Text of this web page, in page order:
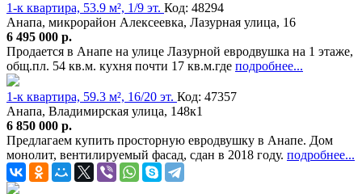
1-к квартира, 53.9 м², 1/9 эт. Код: 48294
Анапа, микрорайон Алексеевка, Лазурная улица, 16
6 495 000 р.
Продается в Анапе на улице Лазурной евродвушка на 1 этаже,
общ.пл. 54 кв.м. кухня почти 17 кв.м.где подробнее...
1-к квартира, 59.3 м², 16/20 эт. Код: 47357
Анапа, Владимирская улица, 148к1
6 850 000 р.
Предлагаем купить просторную евродвушку в Анапе. Дом
монолит, вентилируемый фасад, сдан в 2018 году. подробнее...